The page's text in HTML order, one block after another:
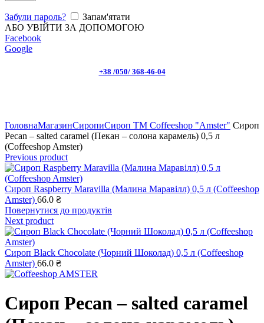
Забули пароль?
Запам'ятати
АБО УВІЙТИ ЗА ДОПОМОГОЮ
Facebook
Google
+38 /050/ 368-46-04
ГоловнаМагазинСиропиСироп TM Coffeeshop "Amster" Сироп
Peсan – salted caramel (Пекан – солона карамель) 0,5 л
(Coffeeshop Amster)
Previous product
Сироп Raspberry Maravilla (Малина Маравілл) 0,5 л (Coffeeshop
Amster) 66.0 ₴
Повернутися до продуктів
Next product
Сироп Black Chocolate (Чорний Шоколад) 0,5 л (Coffeeshop
Amster) 66.0 ₴
Сироп Peсan – salted caramel